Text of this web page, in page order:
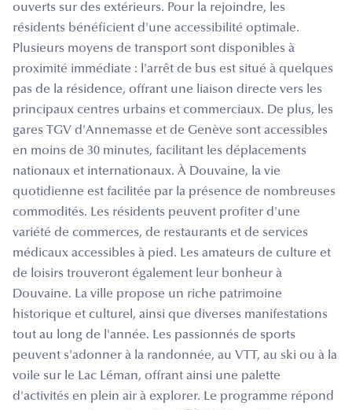
ouverts sur des extérieurs. Pour la rejoindre, les
résidents bénéficient d'une accessibilité optimale.
Plusieurs moyens de transport sont disponibles à
proximité immédiate : l'arrêt de bus est situé à quelques
pas de la résidence, offrant une liaison directe vers les
principaux centres urbains et commerciaux. De plus, les
gares TGV d'Annemasse et de Genève sont accessibles
en moins de 30 minutes, facilitant les déplacements
nationaux et internationaux. À Douvaine, la vie
quotidienne est facilitée par la présence de nombreuses
commodités. Les résidents peuvent profiter d'une
variété de commerces, de restaurants et de services
médicaux accessibles à pied. Les amateurs de culture et
de loisirs trouveront également leur bonheur à
Douvaine. La ville propose un riche patrimoine
historique et culturel, ainsi que diverses manifestations
tout au long de l'année. Les passionnés de sports
peuvent s'adonner à la randonnée, au VTT, au ski ou à la
voile sur le Lac Léman, offrant ainsi une palette
d'activités en plein air à explorer. Le programme répond